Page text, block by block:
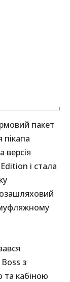
пакет
версія
і стала
з
та кабіною